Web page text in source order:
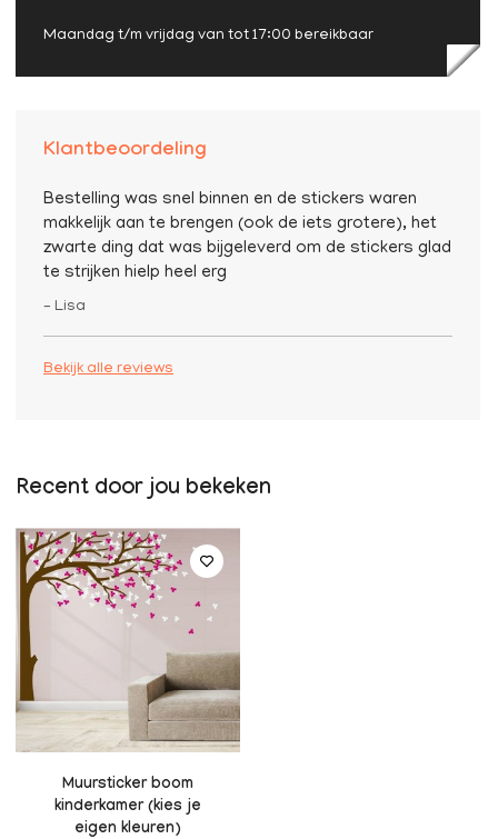
Maandag t/m vrijdag van tot 17:00 bereikbaar
Klantbeoordeling
Bestelling was snel binnen en de stickers waren
makkelijk aan te brengen (ook de iets grotere), het
zwarte ding dat was bijgeleverd om de stickers glad
te strijken hielp heel erg
– Lisa
Bekijk alle reviews
Recent door jou bekeken
Muursticker boom
kinderkamer (kies je
eigen kleuren)